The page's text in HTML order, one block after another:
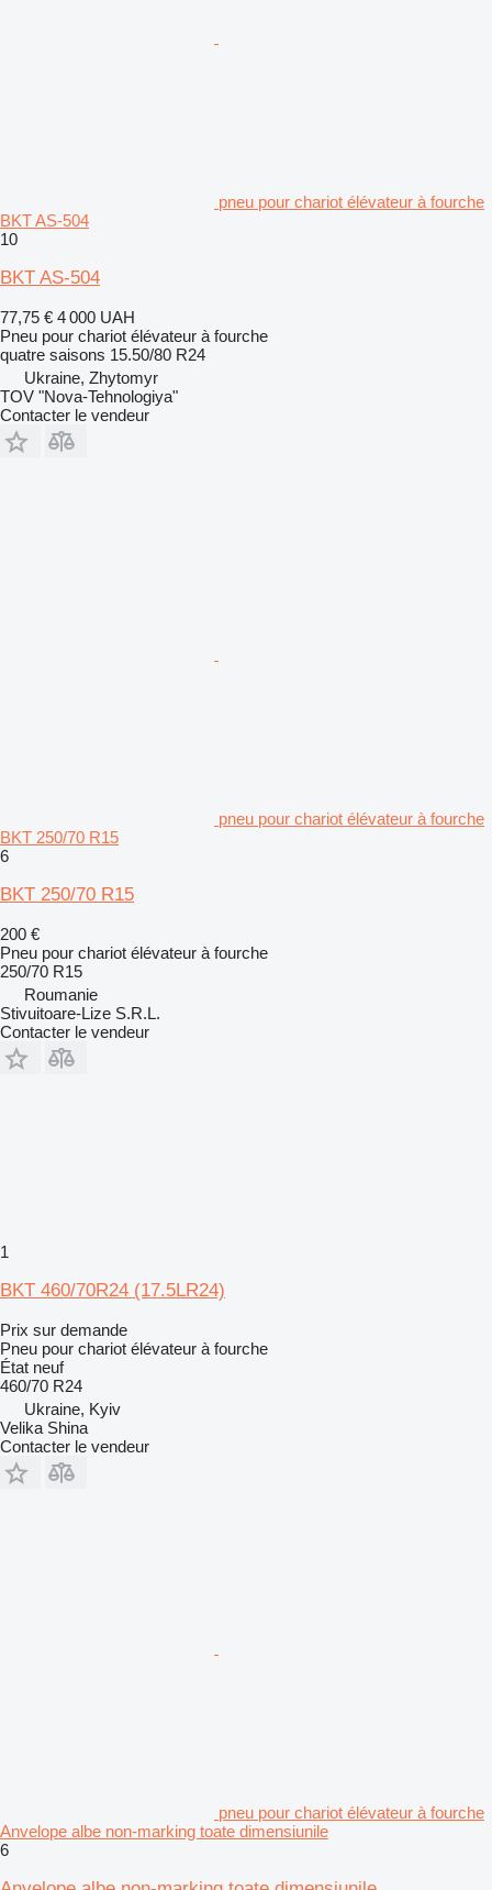
pneu pour chariot élévateur à fourche
BKT AS-504
10
BKT AS-504
77,75 € 4 000 UAH
Pneu pour chariot élévateur à fourche
quatre saisons 15.50/80 R24
Ukraine, Zhytomyr
TOV "Nova-Tehnologiya"
Contacter le vendeur
pneu pour chariot élévateur à fourche
BKT 250/70 R15
6
BKT 250/70 R15
200 €
Pneu pour chariot élévateur à fourche
250/70 R15
Roumanie
Stivuitoare-Lize S.R.L.
Contacter le vendeur
1
BKT 460/70R24 (17.5LR24)
Prix sur demande
Pneu pour chariot élévateur à fourche
État neuf
460/70 R24
Ukraine, Kyiv
Velika Shina
Contacter le vendeur
pneu pour chariot élévateur à fourche
Anvelope albe non-marking toate dimensiunile
6